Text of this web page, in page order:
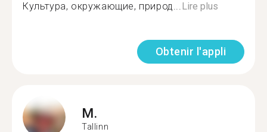
Культура, окружающие, природ...Lire plus
Obtenir l'appli
M.
Tallinn